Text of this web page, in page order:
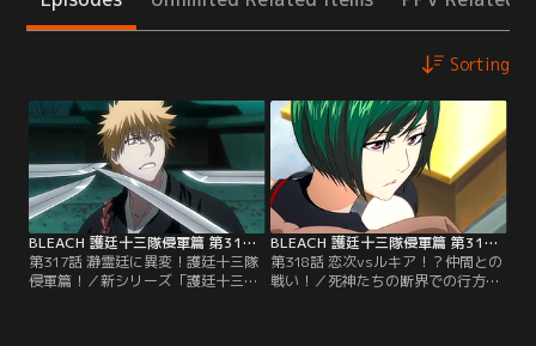
Sorting
BLEACH 護廷十三隊侵軍篇 第317話
第317話 瀞霊廷に異変！護廷十三隊
侵軍篇！／新シリーズ「護廷十三隊
BLEACH 護廷十三隊侵軍篇 第318話
第318話 恋次vsルキア！？仲間との
戦い！／死神たちの断界での行方不